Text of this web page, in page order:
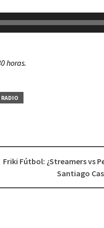
horas.
Friki Fútbol: ¿Streamers vs
Santiago